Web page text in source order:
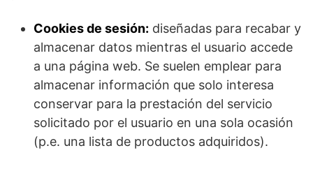
Cookies de sesión: diseñadas para recabar y
almacenar datos mientras el usuario accede
a una página web. Se suelen emplear para
almacenar información que solo interesa
conservar para la prestación del servicio
solicitado por el usuario en una sola ocasión
(p.e. una lista de productos adquiridos).